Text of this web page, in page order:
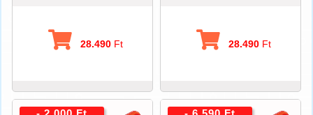
28.490 Ft 28.490 Ft